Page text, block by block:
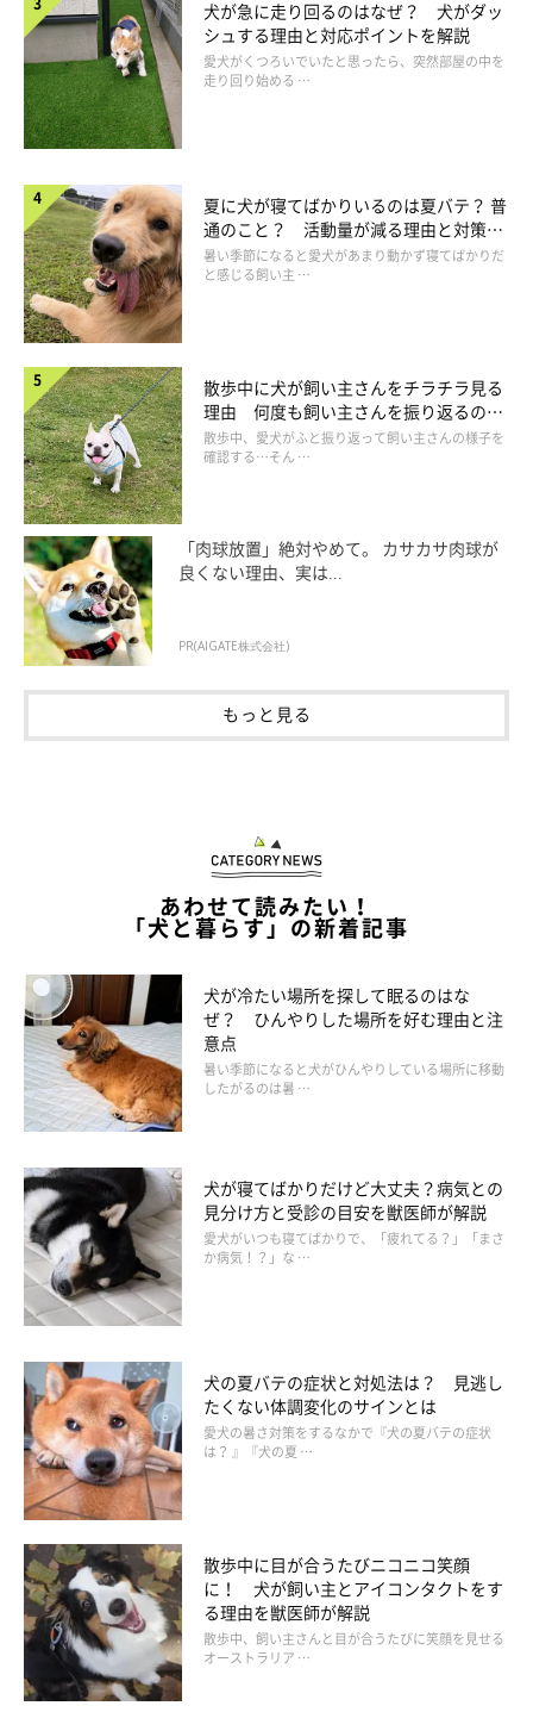
ストレスサインは見落とされやすい
いぬのきもち投稿写真ギャラリー
犬が愛情不足などの寂しさでストレスを感じていると、飼い主さ
んの姿が見えると気をひこうとして、無駄吠えや後追いなどをす
目に見える体調不良の症状を示すこともあります。
しつけの問題や病気などではないかと考えてしまいがちですが、
この原因がストレスによるものだと気がつかないケースもあるで
しょう。
犬が急に走り回るのはなぜ？ 犬がダッ
シュする理由と対応ポイントを解説
愛犬がくつろいでいたと思ったら、突然部屋の中を
走り回り始める …
夏に犬が寝てばかりいるのは夏バテ？ 普
通のこと？ 活動量が減る理由と対策と
は
暑い季節になると愛犬があまり動かず寝てばかりだ
と感じる飼い主 …
散歩中に犬が飼い主さんをチラチラ見る
理由 何度も飼い主さんを振り返るのは
なぜ？
散歩中、愛犬がふと振り返って飼い主さんの様子を
確認する…そん …
「肉球放置」絶対やめて。 カサカサ肉球が
良くない理由、実は...
PR(AIGATE株式会社)
もっと見る
あわせて読みたい！
「犬と暮らす」の新着記事
犬が冷たい場所を探して眠るのはな
ぜ？ ひんやりした場所を好む理由と注
意点
暑い季節になると犬がひんやりしている場所に移動
したがるのは暑 …
犬が寝てばかりだけど大丈夫？病気との
見分け方と受診の目安を獣医師が解説
愛犬がいつも寝てばかりで、「疲れてる？」「まさ
か病気！？」な …
犬の夏バテの症状と対処法は？ 見逃し
たくない体調変化のサインとは
愛犬の暑さ対策をするなかで『犬の夏バテの症状
は？ 』『犬の夏 …
散歩中に目が合うたびニコニコ笑顔
に！ 犬が飼い主とアイコンタクトをす
る理由を獣医師が解説
散歩中、飼い主さんと目が合うたびに笑顔を見せる
オーストラリア …